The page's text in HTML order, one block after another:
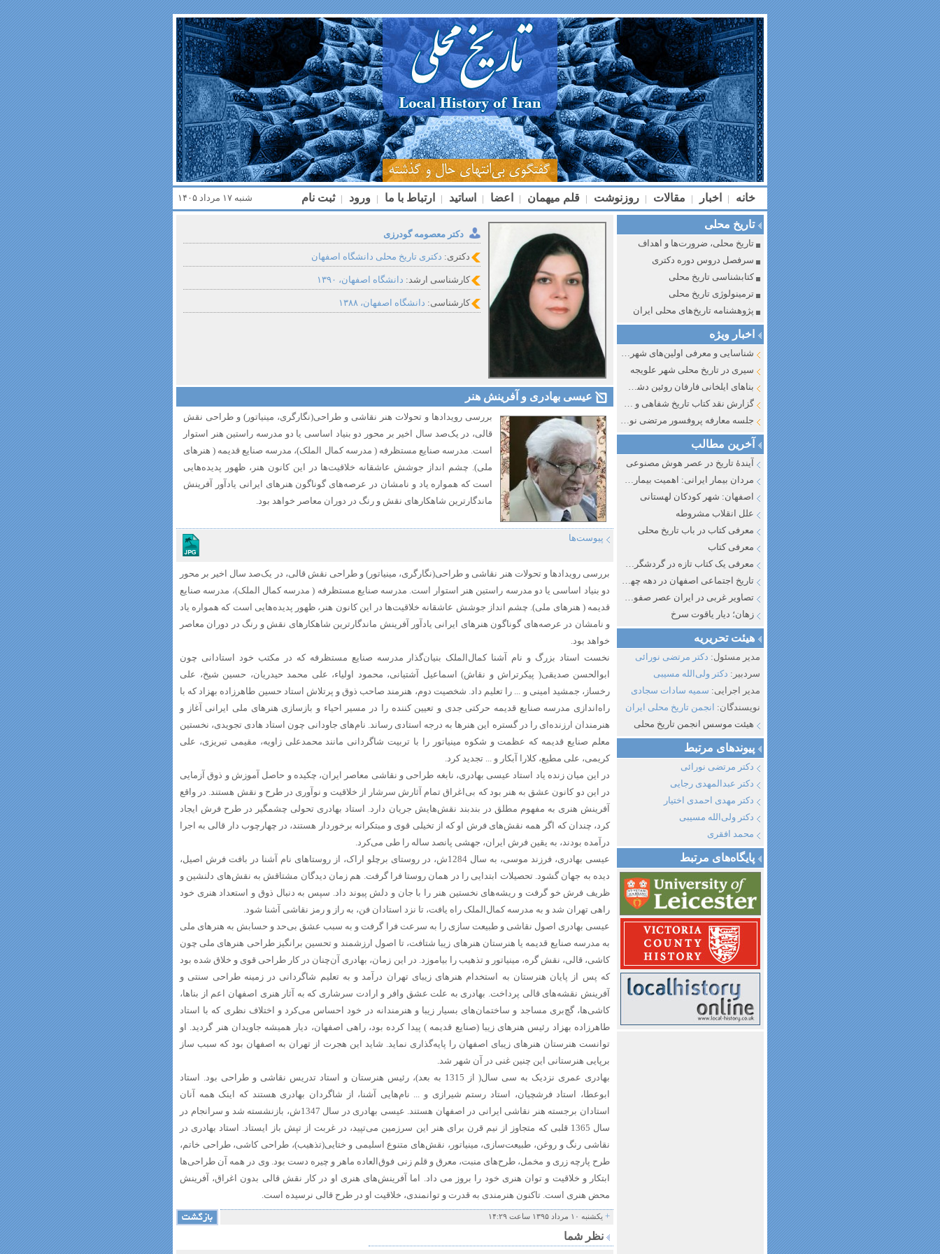
خانه | اخبار | مقالات | روزنوشت | قلم میهمان | اعضا | اساتید | ارتباط با ما | ورود | ثبت نام شنبه ۱۷ مرداد ۱۴۰۵
تاریخ محلی
تاریخ محلی، ضرورت‌ها و اهداف
سرفصل دروس دوره دکتری
کتابشناسی تاریخ محلی
ترمینولوژی تاریخ محلی
پژوهشنامه تاریخ‌های محلی ایران
اخبار ویژه
شناسایی و معرفی اولین‌های شهر مشهد
سیری در تاریخ محلی شهر علویجه
بناهای ایلخانی فارفان روئین دشت اصفهان
گزارش نقد کتاب تاریخ شفاهی و جایگاه آن در تاریخ نگاری معاصر ایران ۱۳۸۵-۱۳۵۸
جلسه معارفه پروفسور مرتضی نورائی در دپارتمان شرق‌شناسی دانشگاه صوفیا، بلغارستان
آخرین مطالب
آیندهٔ تاریخ در عصر هوش مصنوعی
مردان بیمار ایرانی: اهمیت بیماری به عنوان عاملی در تفسیر تاریخ سیاسی ایران جدید
اصفهان: شهر کودکان لهستانی
علل انقلاب مشروطه
معرفی کتاب در باب تاریخ محلی
معرفی کتاب
معرفی یک کتاب تازه در گردشگری اصفهان
تاریخ اجتماعی اصفهان در دهه چهل و پنجاه از نگاه طنز نوروز جمشاد
تصاویر غربی در ایران عصر صفوی و قاجار
زهان؛ دیار یاقوت سرخ
هیئت تحریریه
مدیر مسئول: دکتر مرتضی نورائی
سردبیر: دکتر ولی‌الله مسیبی
مدیر اجرایی: سمیه سادات سجادی
نویسندگان: انجمن تاریخ محلی ایران
هیئت موسس انجمن تاریخ محلی
پیوند‌های مرتبط
دکتر مرتضی نورائی
دکتر عبدالمهدی رجایی
دکتر مهدی احمدی اختیار
دکتر ولی‌الله مسیبی
محمد افقری
پایگاه‌های مرتبط
دکتر معصومه گودرزی
دکتری: دکتری تاریخ محلی دانشگاه اصفهان
کارشناسی ارشد: دانشگاه اصفهان، ۱۳۹۰
کارشناسی: دانشگاه اصفهان، ۱۳۸۸
عیسی بهادری و آفرینش هنر
بررسی رویدادها و تحولات هنر نقاشی و طراحی(نگارگری، مینیاتور) و طراحی نقش
قالی، در یک‌صد سال اخیر بر محور دو بنیاد اساسی یا دو مدرسه راستین هنر استوار
است. مدرسه صنایع مستظرفه ( مدرسه کمال الملک)، مدرسه صنایع قدیمه ( هنرهای
ملی). چشم انداز جوشش عاشقانه خلاقیت‌ها در این کانون هنر، ظهور پدیده‌هایی
است که همواره یاد و نامشان در عرصه‌های گوناگون هنرهای ایرانی یادآور آفرینش
ماندگارترین شاهکارهای نقش و رنگ در دوران معاصر خواهد بود.
پیوست‌ها
بررسی رویدادها و تحولات هنر نقاشی و طراحی(نگارگری، مینیاتور) و طراحی نقش قالی، در یک‌صد سال اخیر بر محور
دو بنیاد اساسی یا دو مدرسه راستین هنر استوار است. مدرسه صنایع مستظرفه ( مدرسه کمال الملک)، مدرسه صنایع
قدیمه ( هنرهای ملی). چشم انداز جوشش عاشقانه خلاقیت‌ها در این کانون هنر، ظهور پدیده‌هایی است که همواره یاد
و نامشان در عرصه‌های گوناگون هنرهای ایرانی یادآور آفرینش ماندگارترین شاهکارهای نقش و رنگ در دوران معاصر
خواهد بود.
نخست استاد بزرگ و نام آشنا کمال‌الملک بنیان‌گذار مدرسه صنایع مستظرفه که در مکتب خود استادانی چون
ابوالحسن صدیقی( پیکرتراش و نقاش) اسماعیل آشتیانی، محمود اولیاء، علی محمد حیدریان، حسین شیخ، علی
رخساز، جمشید امینی و ... را تعلیم داد. شخصیت دوم، هنرمند صاحب ذوق و پرتلاش استاد حسین طاهرزاده بهزاد که با
راه‌اندازی مدرسه صنایع قدیمه حرکتی جدی و تعیین کننده را در مسیر احیاء و بازسازی هنرهای ملی ایرانی آغاز و
هنرمندان ارزنده‌ای را در گستره این هنرها به درجه استادی رساند. نام‌های جاودانی چون استاد هادی تجویدی، نخستین
معلم صنایع قدیمه که عظمت و شکوه مینیاتور را با تربیت شاگردانی مانند محمدعلی زاویه، مقیمی تبریزی، علی
کریمی، علی مطیع، کلارا آبکار و ... تجدید کرد.
در این میان زنده یاد استاد عیسی بهادری، نابغه طراحی و نقاشی معاصر ایران، چکیده و حاصل آموزش و ذوق آزمایی
در این دو کانون عشق به هنر بود که بی‌اغراق تمام آثارش سرشار از خلاقیت و نوآوری در طرح و نقش هستند. در واقع
آفرینش هنری به مفهوم مطلق در بندبند نقش‌هایش جریان دارد. استاد بهادری تحولی چشمگیر در طرح فرش ایجاد
کرد، چندان که اگر همه نقش‌های فرش او که از تخیلی قوی و مبتکرانه برخوردار هستند، در چهارچوب دار قالی به اجرا
درآمده بودند، به یقین فرش ایران، جهشی پانصد ساله را طی می‌کرد.
عیسی بهادری، فرزند موسی، به سال 1284ش، در روستای برچلو اراک، از روستاهای نام آشنا در بافت فرش اصیل،
دیده به جهان گشود. تحصیلات ابتدایی را در همان روستا فرا گرفت. هم زمان دیدگان مشتاقش به نقش‌های دلنشین و
ظریف فرش خو گرفت و ریشه‌های نخستین هنر را با جان و دلش پیوند داد. سپس به دنبال ذوق و استعداد هنری خود
راهی تهران شد و به مدرسه کمال‌الملک راه یافت، تا نزد استادان فن، به راز و رمز نقاشی آشنا شود.
عیسی بهادری اصول نقاشی و طبیعت سازی را به سرعت فرا گرفت و به سبب عشق بی‌حد و حسابش به هنرهای ملی
به مدرسه صنایع قدیمه یا هنرستان هنرهای زیبا شتافت، تا اصول ارزشمند و تحسین برانگیز طراحی هنرهای ملی چون
کاشی، قالی، نقش گره، مینیاتور و تذهیب را بیاموزد. در این زمان، بهادری آن‌چنان در کار طراحی قوی و خلاق شده بود
که پس از پایان هنرستان به استخدام هنرهای زیبای تهران درآمد و به تعلیم شاگردانی در زمینه طراحی سنتی و
آفرینش نقشه‌های قالی پرداخت. بهادری به علت عشق وافر و ارادت سرشاری که به آثار هنری اصفهان اعم از بناها،
کاشی‌ها، گچ‌بری مساجد و ساختمان‌های بسیار زیبا و هنرمندانه در خود احساس می‌کرد و اختلاف نظری که با استاد
طاهرزاده بهزاد رئیس هنرهای زیبا (صنایع قدیمه ) پیدا کرده بود، راهی اصفهان، دیار همیشه جاویدان هنر گردید. او
توانست هنرستان هنرهای زیبای اصفهان را پایه‌گذاری نماید. شاید این هجرت از تهران به اصفهان بود که سبب ساز
برپایی هنرستانی این چنین غنی در آن شهر شد.
بهادری عمری نزدیک به سی سال( از 1315 به بعد)، رئیس هنرستان و استاد تدریس نقاشی و طراحی بود. استاد
ابوعطا، استاد فرشچیان، استاد رستم شیرازی و ... نام‌هایی آشنا، از شاگردان بهادری هستند که اینک همه آنان
استادان برجسته هنر نقاشی ایرانی در اصفهان هستند. عیسی بهادری در سال 1347ش، بازنشسته شد و سرانجام در
سال 1365 قلبی که متجاوز از نیم قرن برای هنر این سرزمین می‌تپید، در غربت از تپش باز ایستاد. استاد بهادری در
نقاشی رنگ و روغن، طبیعت‌سازی، مینیاتور، نقش‌های متنوع اسلیمی و ختایی(تذهیب)، طراحی کاشی، طراحی خاتم،
طرح پارچه زری و مخمل، طرح‌های منبت، معرق و قلم زنی فوق‌العاده ماهر و چیره دست بود. وی در همه آن طراحی‌ها
ابتکار و خلاقیت و توان هنری خود را بروز می داد. اما آفرینش‌های هنری او در کار نقش قالی بدون اغراق، آفرینش
محض هنری است. تاکنون هنرمندی به قدرت و توانمندی، خلاقیت او در طرح قالی نرسیده است.
+ یکشنبه ۱۰ مرداد ۱۳۹۵ ساعت ۱۴:۲۹
نظر شما